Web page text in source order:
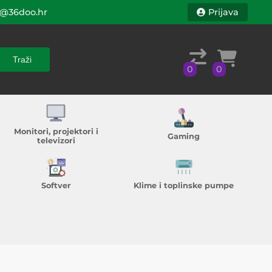
Traži
Prijava
Traži
0 0
Monitori, projektori i
televizori
Gaming
Softver Klime i toplinske pumpe